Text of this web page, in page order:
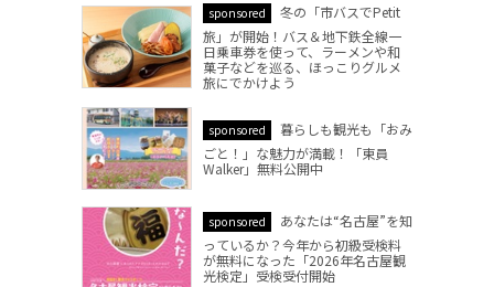
sponsored
冬の「市バスでPetit
旅」が開始！バス＆地下鉄全線一
日乗車券を使って、ラーメンや和
菓子などを巡る、ほっこりグルメ
旅にでかけよう
sponsored
暮らしも観光も「おみ
ごと！」な魅力が満載！「東員
Walker」無料公開中
sponsored
あなたは“名古屋”を知
っているか？今年から初級受検料
が無料になった「2026年名古屋観
光検定」受検受付開始